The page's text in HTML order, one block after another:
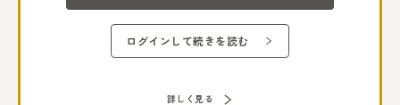
ログインして続きを読む
詳しく見る